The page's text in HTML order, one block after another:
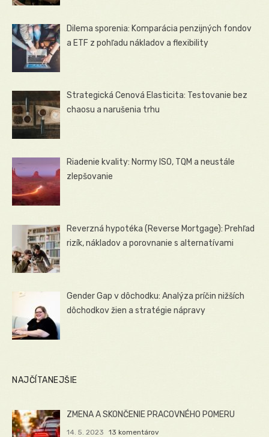
Dilema sporenia: Komparácia penzijných fondov
a ETF z pohľadu nákladov a flexibility
Strategická Cenová Elasticita: Testovanie bez
chaosu a narušenia trhu
Riadenie kvality: Normy ISO, TQM a neustále
zlepšovanie
Reverzná hypotéka (Reverse Mortgage): Prehľad
rizík, nákladov a porovnanie s alternatívami
Gender Gap v dôchodku: Analýza príčin nižších
dôchodkov žien a stratégie nápravy
NAJČÍTANEJŠIE
ZMENA A SKONČENIE PRACOVNÉHO POMERU
14. 5. 2023 13 komentárov